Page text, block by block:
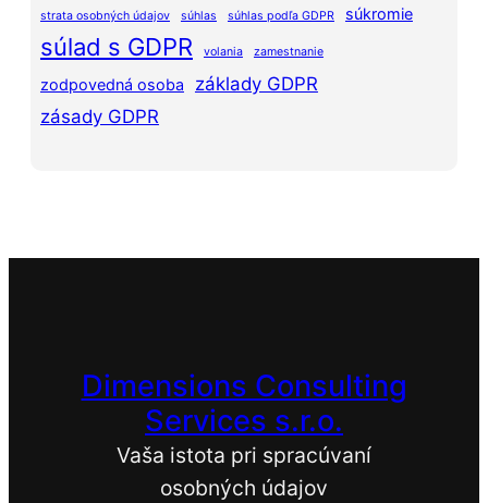
strata osobných údajov súhlas súhlas podľa GDPR súkromie
súlad s GDPR volania zamestnanie
zodpovedná osoba
základy GDPR
zásady GDPR
Dimensions Consulting
Services s.r.o.
Vaša istota pri spracúvaní
osobných údajov